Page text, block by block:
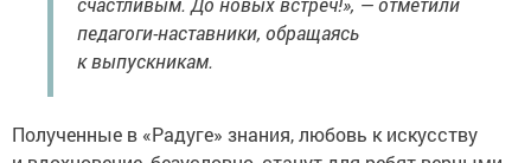
педагоги-наставники, обращаясь
к выпускникам.
Полученные в «Радуге» знания, любовь к искусству